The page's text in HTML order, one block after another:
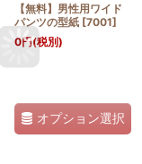
【無料】男性用ワイド
パンツの型紙 [7001]
0円(税別)
オプション選択